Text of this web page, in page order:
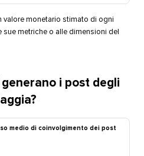
valore monetario stimato di ogni
sue metriche o alle dimensioni del
i post degli
medio di coinvolgimento dei post​​